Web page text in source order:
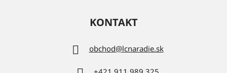
KONTAKT
obchod@lcnaradie.sk